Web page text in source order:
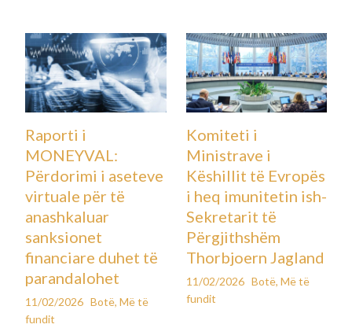
Raporti i
MONEYVAL:
Përdorimi i aseteve
virtuale për të
anashkaluar
sanksionet
financiare duhet të
parandalohet
11/02/2026 Botë,Më të
fundit
Komiteti i
Ministrave i
Këshillit të Evropës
i heq imunitetin ish-
Sekretarit të
Përgjithshëm
Thorbjoern Jagland
11/02/2026 Botë, Më të
fundit